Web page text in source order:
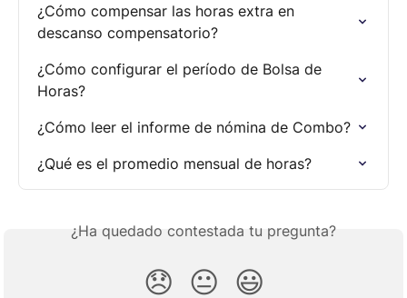
¿Cómo compensar las horas extra en
descanso compensatorio?
¿Cómo configurar el período de Bolsa de
Horas?
¿Cómo leer el informe de nómina de Combo?
¿Qué es el promedio mensual de horas?
¿Ha quedado contestada tu pregunta?
😞 😐 😃